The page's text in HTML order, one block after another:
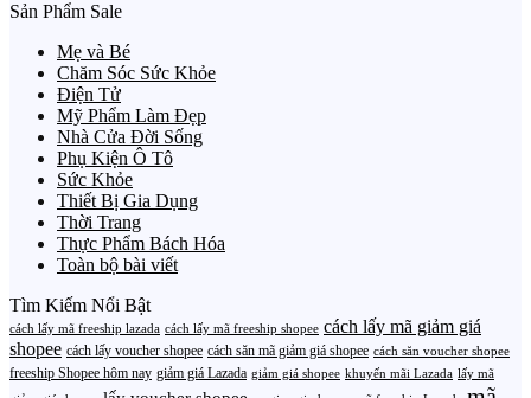
Sản Phẩm Sale
Mẹ và Bé
Chăm Sóc Sức Khỏe
Điện Tử
Mỹ Phẩm Làm Đẹp
Nhà Cửa Đời Sống
Phụ Kiện Ô Tô
Sức Khỏe
Thiết Bị Gia Dụng
Thời Trang
Thực Phẩm Bách Hóa
Toàn bộ bài viết
Tìm Kiếm Nổi Bật
cách lấy mã freeship lazada cách lấy mã freeship shopee cách lấy mã giảm giá
shopee cách lấy voucher shopee cách săn mã giảm giá shopee cách săn voucher shopee
freeship Shopee hôm nay giảm giá Lazada giảm giá shopee khuyến mãi Lazada lấy mã